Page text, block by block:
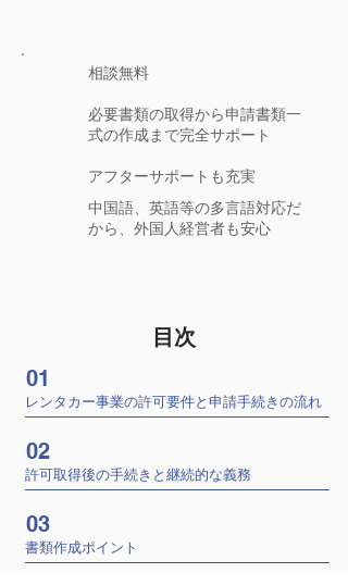
相談無料
​必要書類の取得から申請書類一
式の作成まで完全サポート
アフターサポートも充実
中国語、英語等の多言語対応だ
から、外国人経営者も安心
目次
01
レンタカー事業の許可要件と申請手続きの流れ
02
許可取得後の手続きと継続的な義務
03
書類作成ポイント